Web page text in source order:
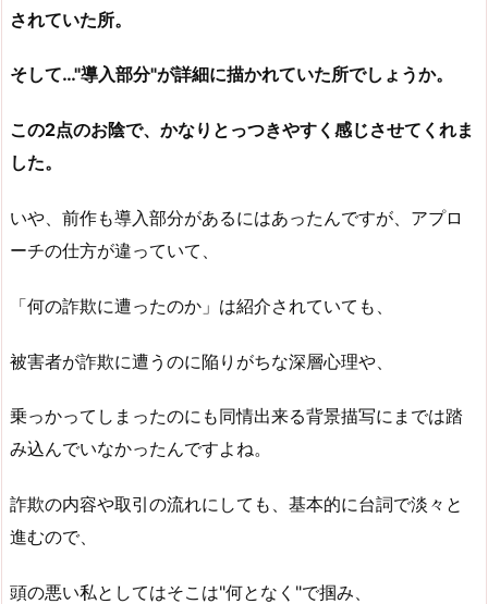
されていた所。
そして…"導入部分"が詳細に描かれていた所でしょうか。
この2点のお陰で、かなりとっつきやすく感じさせてくれま
した。
いや、前作も導入部分があるにはあったんですが、アプロ
ーチの仕方が違っていて、
「何の詐欺に遭ったのか」は紹介されていても、
被害者が詐欺に遭うのに陥りがちな深層心理や、
乗っかってしまったのにも同情出来る背景描写にまでは踏
み込んでいなかったんですよね。
詐欺の内容や取引の流れにしても、基本的に台詞で淡々と
進むので、
頭の悪い私としてはそこは"何となく"で掴み、